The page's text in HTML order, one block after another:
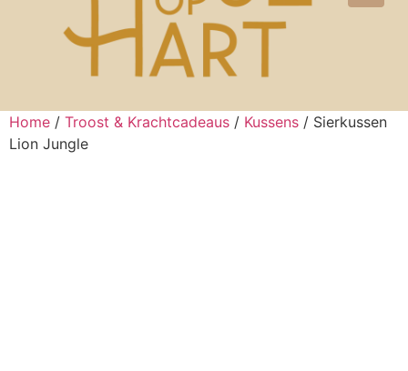
Home / Troost & Krachtcadeaus / Kussens / Sierkussen
Lion Jungle